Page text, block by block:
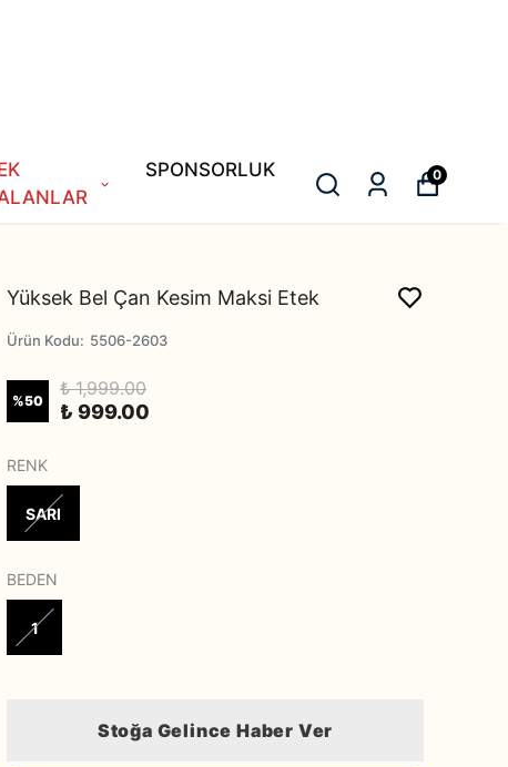
SPONSORLUK 0
Yüksek Bel Çan Kesim Maksi Etek
Ürün Kodu: 5506-2603
%50
₺ 1,999.00
₺ 999.00
RENK
SARI
BEDEN
1
Stoğa Gelince Haber Ver